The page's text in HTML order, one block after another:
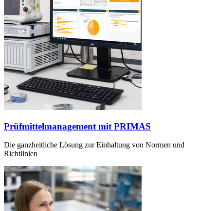
Prüfmittelmanagement mit PRIMAS
Die ganzheitliche Lösung zur Einhaltung von Normen und
Richtlinien